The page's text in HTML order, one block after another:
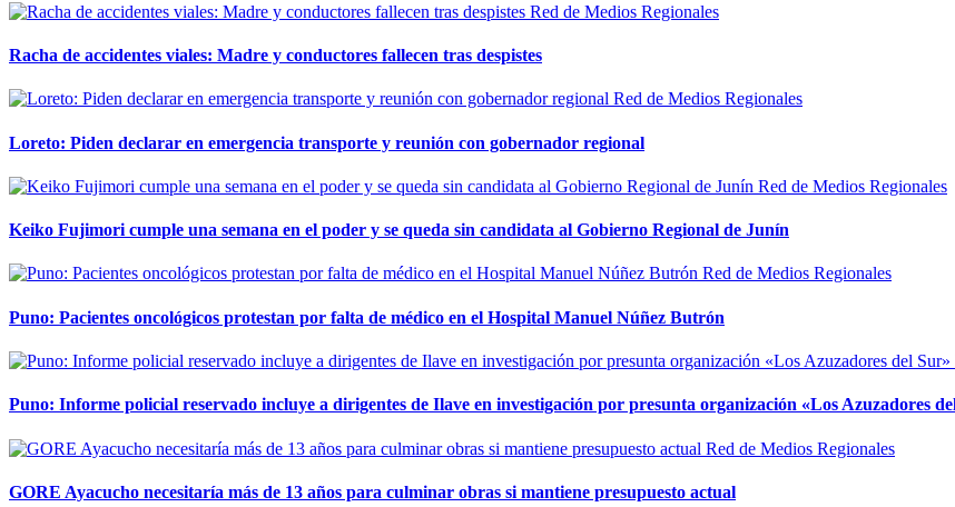
Red de Medios Regionales
Racha de accidentes viales: Madre y conductores fallecen tras despistes
Red de Medios Regionales
Loreto: Piden declarar en emergencia transporte y reunión con gobernador regional
Red de Medios Regionales
Keiko Fujimori cumple una semana en el poder y se queda sin candidata al Gobierno Regional de Junín
Red de Medios Regionales
Puno: Pacientes oncológicos protestan por falta de médico en el Hospital Manuel Núñez Butrón
Puno: Informe policial reservado incluye a dirigentes de Ilave en investigación por presunta organización «Los Azuzadores
Red de Medios Regionales
GORE Ayacucho necesitaría más de 13 años para culminar obras si mantiene presupuesto actual